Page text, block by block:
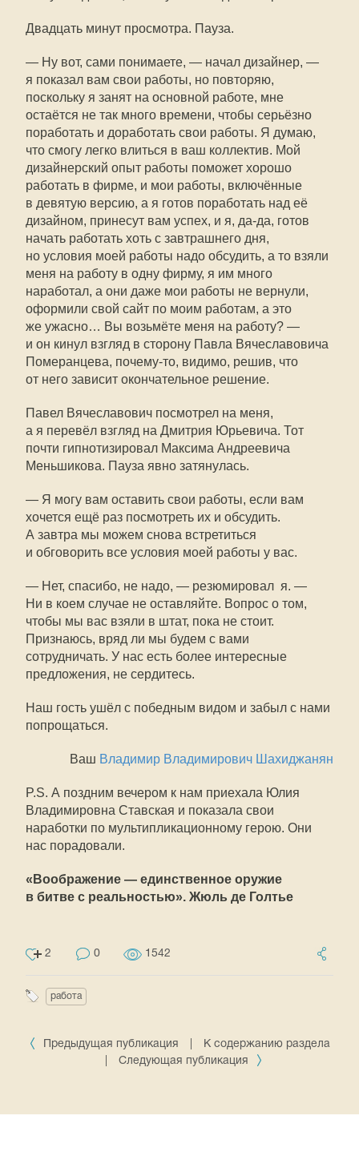
Двадцать минут просмотра. Пауза.
— Ну вот, сами понимаете, — начал дизайнер, —
я показал вам свои работы, но повторяю,
поскольку я занят на основной работе, мне
остаётся не так много времени, чтобы серьёзно
поработать и доработать свои работы. Я думаю,
что смогу легко влиться в ваш коллектив. Мой
дизайнерский опыт работы поможет хорошо
работать в фирме, и мои работы, включённые
в девятую версию, а я готов поработать над её
дизайном, принесут вам успех, и я, да-да, готов
начать работать хоть с завтрашнего дня,
но условия моей работы надо обсудить, а то взяли
меня на работу в одну фирму, я им много
наработал, а они даже мои работы не вернули,
оформили свой сайт по моим работам, а это
же ужасно… Вы возьмёте меня на работу? —
и он кинул взгляд в сторону Павла Вячеславовича
Померанцева, почему-то, видимо, решив, что
от него зависит окончательное решение.
Павел Вячеславович посмотрел на меня,
а я перевёл взгляд на Дмитрия Юрьевича. Тот
почти гипнотизировал Максима Андреевича
Меньшикова. Пауза явно затянулась.
— Я могу вам оставить свои работы, если вам
хочется ещё раз посмотреть их и обсудить.
А завтра мы можем снова встретиться
и обговорить все условия моей работы у вас.
— Нет, спасибо, не надо, — резюмировал я. —
Ни в коем случае не оставляйте. Вопрос о том,
чтобы мы вас взяли в штат, пока не стоит.
Признаюсь, вряд ли мы будем с вами
сотрудничать. У нас есть более интересные
предложения, не сердитесь.
Наш гость ушёл с победным видом и забыл с нами
попрощаться.
Ваш Владимир Владимирович Шахиджанян
P.S. А поздним вечером к нам приехала Юлия
Владимировна Ставская и показала свои
наработки по мультипликационному герою. Они
нас порадовали.
«Воображение — единственное оружие
в битве с реальностью». Жюль де Голтье
2 0 1542
работа
Предыдущая публикация
К содержанию раздела
Следующая публикация